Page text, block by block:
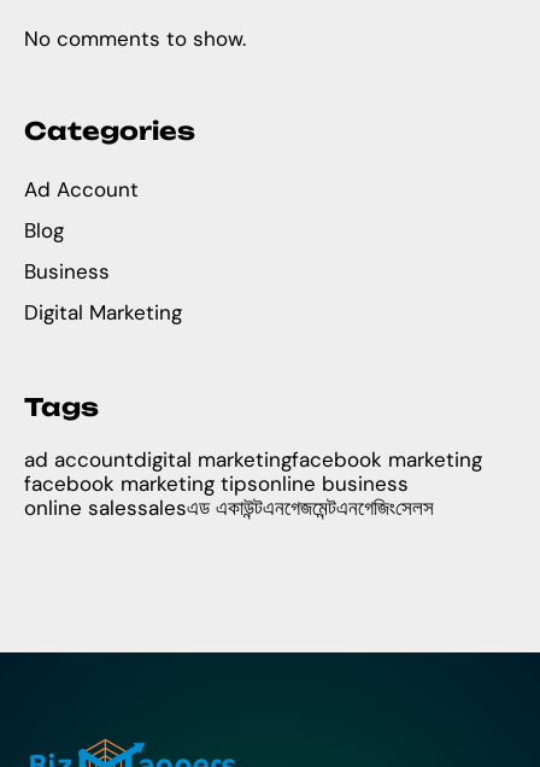
No comments to show.
Categories
Ad Account
Blog
Business
Digital Marketing
Tags
ad accountdigital marketingfacebook marketing
facebook marketing tipsonline business
online salessalesএড একাউন্টএনগেজমেন্টএনগেজিংসেলস